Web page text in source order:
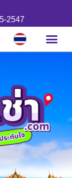
2547